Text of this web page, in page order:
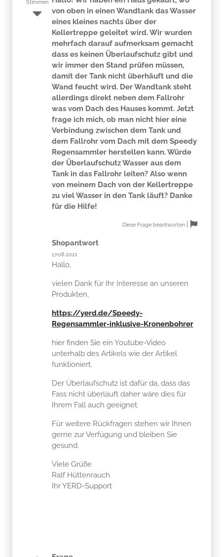
Stimmen
von oben in einen Wandtank das Wasser
eines kleines nachts über der
Kellertreppe geleitet wird. Wir wurden
mehrfach darauf aufmerksam gemacht
dass es keinen Überlaufschutz gibt und
wir immer den Stand prüfen müssen,
damit der Tank nicht überhäuft und die
Wand feucht wird. Der Wandtank steht
allerdings direkt neben dem Fallrohr
was vom Dach des Hauses kommt. Jetzt
frage ich mich, ob man nicht hier eine
Verbindung zwischen dem Tank und
dem Fallrohr vom Dach mit dem Speedy
Regensammler herstellen kann. Würde
der Überlaufschutz Wasser aus dem
Tank in das Fallrohr leiten? Also wenn
von meinem Dach von der Kellertreppe
zu viel Wasser in den Tank läuft? Danke
für die Hilfe!
Diese Frage beantworten
Shopantwort
17.08.2021
Hallo,
vielen Dank für Ihr Interesse an unseren
Produkten,
https://yerd.de/Speedy-
Regensammler-inklusive-Kronenbohrer
hier finden Sie ein Youtube-Video
unterhalb des Artikels wie der Artikel
funktioniert.
Der Überlaufschutz ist dafür da, dass das
Fass nicht überläuft daher wäre dies für
Ihrem Fall auch geeignet.
Für weitere Rückfragen stehen wir Ihnen
gerne zur Verfügung und bleiben Sie
gesund.
Viele Grüße
Ralf Hüttenrauch
Ihr YERD-Support